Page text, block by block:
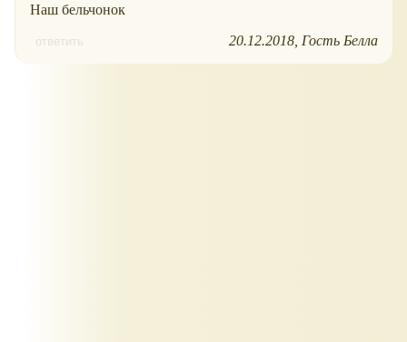
Наш бельчонок
ответить 20.12.2018 Гость Белла